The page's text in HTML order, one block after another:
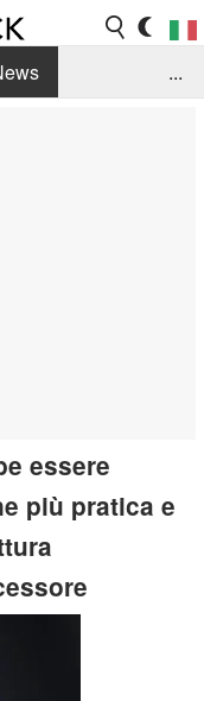
...
essere
più pratica e